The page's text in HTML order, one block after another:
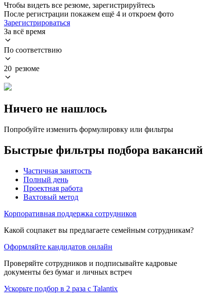
Чтобы видеть все резюме, зарегистрируйтесь
После регистрации покажем ещё 4 и откроем фото
Зарегистрироваться
За всё время
По соответствию
20 резюме
Ничего не нашлось
Попробуйте изменить формулировку или фильтры
Быстрые фильтры подбора вакансий
Частичная занятость
Полный день
Проектная работа
Вахтовый метод
Корпоративная поддержка сотрудников
Какой соцпакет вы предлагаете семейным сотрудникам?
Оформляйте кандидатов онлайн
Проверяйте сотрудников и подписывайте кадровые
документы без бумаг и личных встреч
Ускорьте подбор в 2 раза с Talantix